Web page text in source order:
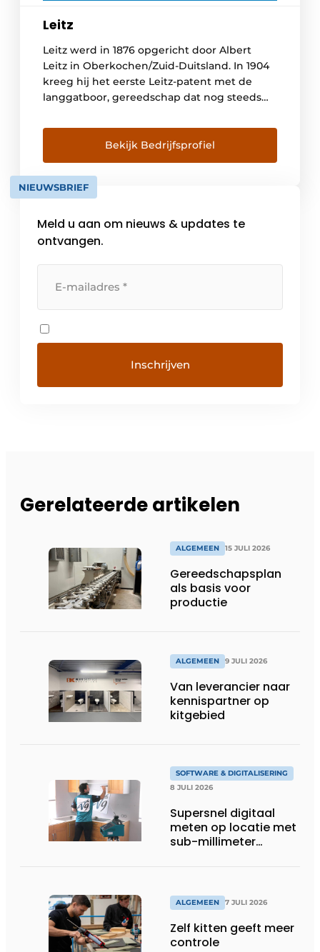
Leitz
Leitz werd in 1876 opgericht door Albert
Leitz in Oberkochen/Zuid-Duitsland. In 1904
kreeg hij het eerste Leitz-patent met de
langgatboor, gereedschap dat nog steeds
uitvindingen, verbeteringen en patenten
volgden. Het tastbare bewijs hiervan zijn de
honderden patenten die Leitz heeft
vastgelegd. Dit geeft aan hoe belangrijk
Leitz innovatie en voortdurende […]
Bekijk Bedrijfsprofiel
NIEUWSBRIEF
Meld u aan om nieuws & updates te
ontvangen.
Gerelateerde artikelen
ALGEMEEN 15 JULI 2026
Gereedschapsplan
als basis voor
productie
ALGEMEEN 9 JULI 2026
Van leverancier naar
kennispartner op
kitgebied
SOFTWARE & DIGITALISERING
8 JULI 2026
Supersnel digitaal
meten op locatie met
sub-millimeter
ALGEMEEN 7 JULI 2026
Zelf kitten geeft meer
controle